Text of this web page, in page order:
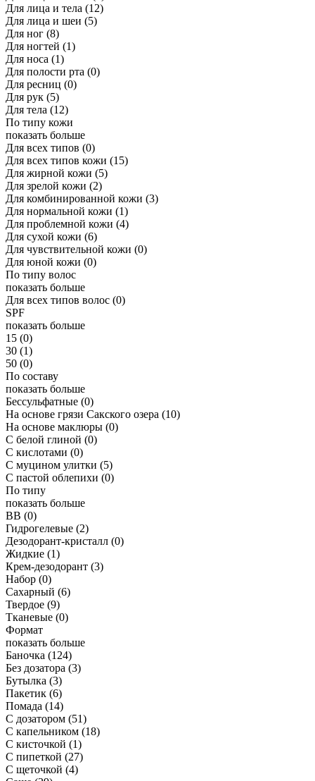
Для лица и тела (12)
Для лица и шеи (5)
Для ног (8)
Для ногтей (1)
Для носа (1)
Для полости рта (0)
Для ресниц (0)
Для рук (5)
Для тела (12)
По типу кожи
показать больше
Для всех типов (0)
Для всех типов кожи (15)
Для жирной кожи (5)
Для зрелой кожи (2)
Для комбинированной кожи (3)
Для нормальной кожи (1)
Для проблемной кожи (4)
Для сухой кожи (6)
Для чувствительной кожи (0)
Для юной кожи (0)
По типу волос
показать больше
Для всех типов волос (0)
SPF
показать больше
15 (0)
30 (1)
50 (0)
По составу
показать больше
Бессульфатные (0)
На основе грязи Сакского озера (10)
На основе маклюры (0)
С белой глиной (0)
С кислотами (0)
С муцином улитки (5)
С пастой облепихи (0)
По типу
показать больше
ВВ (0)
Гидрогелевые (2)
Дезодорант-кристалл (0)
Жидкие (1)
Крем-дезодорант (3)
Набор (0)
Сахарный (6)
Твердое (9)
Тканевые (0)
Формат
показать больше
Баночка (124)
Без дозатора (3)
Бутылка (3)
Пакетик (6)
Помада (14)
С дозатором (51)
С капельником (18)
С кисточкой (1)
С пипеткой (27)
С щеточкой (4)